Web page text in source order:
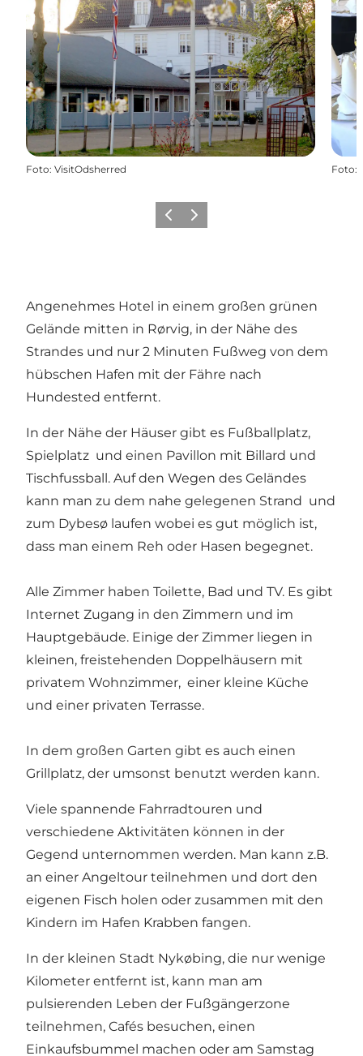
Foto: VisitOdsherred Foto:
Vorherige Folie
Nächste Folie
Angenehmes Hotel in einem großen grünen
Gelände mitten in Rørvig, in der Nähe des
Strandes und nur 2 Minuten Fußweg von dem
hübschen Hafen mit der Fähre nach
Hundested entfernt.
In der Nähe der Häuser gibt es Fußballplatz,
Spielplatz und einen Pavillon mit Billard und
Tischfussball. Auf den Wegen des Geländes
kann man zu dem nahe gelegenen Strand und
zum Dybesø laufen wobei es gut möglich ist,
dass man einem Reh oder Hasen begegnet.
Alle Zimmer haben Toilette, Bad und TV. Es gibt
Internet Zugang in den Zimmern und im
Hauptgebäude. Einige der Zimmer liegen in
kleinen, freistehenden Doppelhäusern mit
privatem Wohnzimmer, einer kleine Küche
und einer privaten Terrasse.
In dem großen Garten gibt es auch einen
Grillplatz, der umsonst benutzt werden kann.
Viele spannende Fahrradtouren und
verschiedene Aktivitäten können in der
Gegend unternommen werden. Man kann z.B.
an einer Angeltour teilnehmen und dort den
eigenen Fisch holen oder zusammen mit den
Kindern im Hafen Krabben fangen.
In der kleinen Stadt Nykøbing, die nur wenige
Kilometer entfernt ist, kann man am
pulsierenden Leben der Fußgängerzone
teilnehmen, Cafés besuchen, einen
Einkaufsbummel machen oder am Samstag